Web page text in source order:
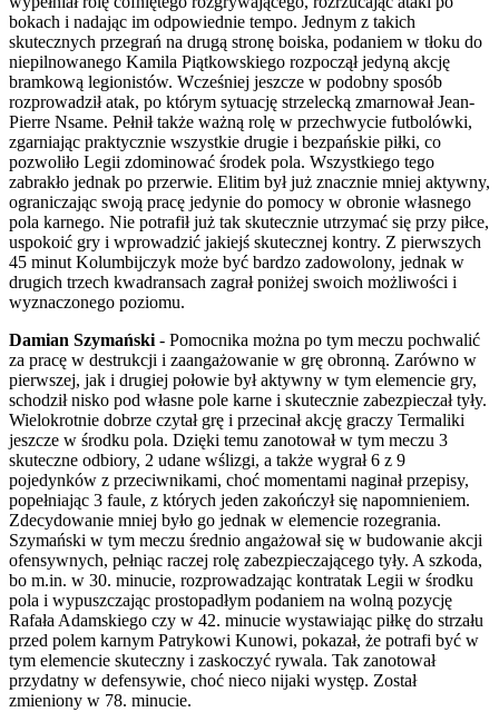
bokach i nadając im odpowiednie tempo. Jednym z takich
skutecznych przegrań na drugą stronę boiska, podaniem w tłoku do
niepilnowanego Kamila Piątkowskiego rozpoczął jedyną akcję
bramkową legionistów. Wcześniej jeszcze w podobny sposób
rozprowadził atak, po którym sytuację strzelecką zmarnował Jean-
Pierre Nsame. Pełnił także ważną rolę w przechwycie futbolówki,
zgarniając praktycznie wszystkie drugie i bezpańskie piłki, co
pozwoliło Legii zdominować środek pola. Wszystkiego tego
zabrakło jednak po przerwie. Elitim był już znacznie mniej aktywny,
ograniczając swoją pracę jedynie do pomocy w obronie własnego
pola karnego. Nie potrafił już tak skutecznie utrzymać się przy piłce,
uspokoić gry i wprowadzić jakiejś skutecznej kontry. Z pierwszych
45 minut Kolumbijczyk może być bardzo zadowolony, jednak w
drugich trzech kwadransach zagrał poniżej swoich możliwości i
wyznaczonego poziomu.
Damian Szymański - Pomocnika można po tym meczu pochwalić
za pracę w destrukcji i zaangażowanie w grę obronną. Zarówno w
pierwszej, jak i drugiej połowie był aktywny w tym elemencie gry,
schodził nisko pod własne pole karne i skutecznie zabezpieczał tyły.
Wielokrotnie dobrze czytał grę i przecinał akcję graczy Termaliki
jeszcze w środku pola. Dzięki temu zanotował w tym meczu 3
skuteczne odbiory, 2 udane wślizgi, a także wygrał 6 z 9
pojedynków z przeciwnikami, choć momentami naginał przepisy,
popełniając 3 faule, z których jeden zakończył się napomnieniem.
Zdecydowanie mniej było go jednak w elemencie rozegrania.
Szymański w tym meczu średnio angażował się w budowanie akcji
ofensywnych, pełniąc raczej rolę zabezpieczającego tyły. A szkoda,
bo m.in. w 30. minucie, rozprowadzając kontratak Legii w środku
pola i wypuszczając prostopadłym podaniem na wolną pozycję
Rafała Adamskiego czy w 42. minucie wystawiając piłkę do strzału
przed polem karnym Patrykowi Kunowi, pokazał, że potrafi być w
tym elemencie skuteczny i zaskoczyć rywala. Tak zanotował
przydatny w defensywie, choć nieco nijaki występ. Został
zmieniony w 78. minucie.